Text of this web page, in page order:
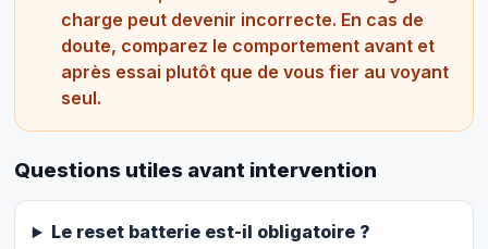
charge peut devenir incorrecte. En cas de
doute, comparez le comportement avant et
après essai plutôt que de vous fier au voyant
seul.
Questions utiles avant intervention
Le reset batterie est-il obligatoire ?